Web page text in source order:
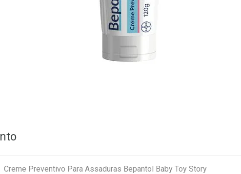
Creme Preventivo Para Assaduras Bepantol Baby Toy Story